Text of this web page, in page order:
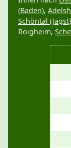
(Baden),
Schöntal (Jagst)
Roigheim,